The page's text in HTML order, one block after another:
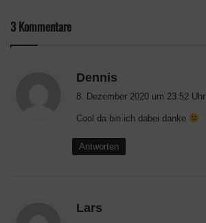
3 Kommentare
Dennis
t
:
8. Dezember 2020 um 23:52 Uhr
Cool da bin ich dabei danke
Antworten
Lars